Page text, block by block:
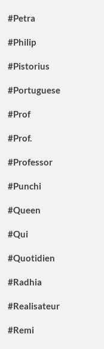
#Petra
#Philip
#Pistorius
#Portuguese
#Prof
#Prof.
#Professor
#Punchi
#Queen
#Qui
#Quotidien
#Radhia
#Realisateur
#Remi